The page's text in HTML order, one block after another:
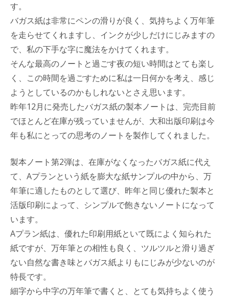
す。
バガス紙は非常にペンの滑りが良く、気持ちよく万年筆
を走らせてくれますし、インクが少しだけにじみますの
で、私の下手な字に魔法をかけてくれます。
そんな最高のノートと過ごす夜の短い時間はとても楽し
く、この時間を過ごすために私は一日何かを考え、感じ
ようとしているのかもしれないとさえ思います。
昨年12月に発売したバガス紙の製本ノートは、完売目前
でほとんど在庫が残っていませんが、大和出版印刷は今
年も私にとっての思考のノートを製作してくれました。
製本ノート第2弾は、在庫がなくなったバガス紙に代え
て、Aプランという紙を膨大な紙サンプルの中から、万
年筆に適したものとして選び、昨年と同じ優れた製本と
活版印刷によって、シンプルで飽きないノートになって
います。
Aプラン紙は、優れた印刷用紙といて既によく知られた
紙ですが、万年筆との相性も良く、ツルツルと滑り過ぎ
ない自然な書き味とバガス紙よりもにじみが少ないのが
特長です。
細字から中字の万年筆で書くと、とても気持ちよく使う